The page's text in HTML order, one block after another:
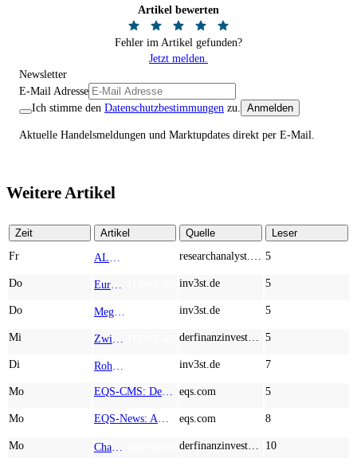
Artikel bewerten
Fehler im Artikel gefunden?
Jetzt melden.
Newsletter
E-Mail Adresse
Ich stimme den Datenschutzbestimmungen zu. Anmelden
Aktuelle Handelsmeldungen und Marktupdates direkt per E-Mail.
Weitere Artikel
Zeit Artikel Quelle
Leser
Fr
5
Do inv3st.de 5
Do inv3st.de 5
Mi 5
Di inv3st.de 7
Mo eqs.com 5
Mo eqs.com 8
Mo 10